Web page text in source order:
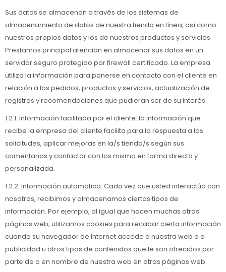
Sus datos se almacenan a través de los sistemas de
almacenamiento de datos de nuestra tienda en línea, así como
nuestros propios datos y los de nuestros productos y servicios.
Prestamos principal atención en almacenar sus datos en un
servidor seguro protegido por firewall certificado. La empresa
utiliza la información para ponerse en contacto con el cliente en
relación a los pedidos, productos y servicios, actualización de
registros y recomendaciones que pudieran ser de su interés.
1.2.1. Información facilitada por el cliente: la información que
recibe la empresa del cliente facilita para la respuesta a las
solicitudes, aplicar mejoras en la/s tienda/s según sus
comentarios y contactar con los mismo en forma directa y
personalizada.
1.2.2. Información automática: Cada vez que usted interactúa con
nosotros, recibimos y almacenamos ciertos tipos de
información. Por ejemplo, al igual que hacen muchas otras
páginas web, utilizamos cookies para recabar cierta información
cuando su navegador de Internet accede a nuestra web o a
publicidad u otros tipos de contenidos que le son ofrecidos por
parte de o en nombre de nuestra web en otras páginas web.